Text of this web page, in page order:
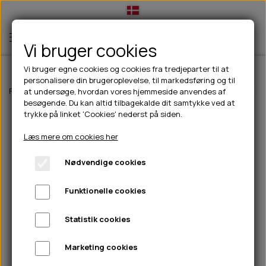
TIL HUND
💧FODER- VANDSKÅLE
CHICOPEE
GODBIDSTASKE
HALSBÅND
🦴 GODBIDDER & SNACKS
🍖 SMAGSVARIANTER
🎾 LEGETØJ
TÆNDER, ØRE, ØJE, POTER & NÆSE
🐾 UDSTYR & KOMFORT
TIL HUNDEEJER
DRIKKEFLASKER/TERMOFLASKER
HUER OG VANTER
PINEWOOD SALES
TIL KAT
TILBUD
NYHEDER
ABONNEMENT
Forside Outdoor Pinewood tøj Dame Pinewood Caribou TC
Vi bruger cookies
Vi bruger egne cookies og cookies fra tredjeparter til at
personalisere din brugeroplevelse, til markedsføring og til
at undersøge, hvordan vores hjemmeside anvendes af
besøgende. Du kan altid tilbagekalde dit samtykke ved at
trykke på linket 'Cookies' nederst på siden.
Læs mere om cookies her
Nødvendige cookies
Funktionelle cookies
Statistik cookies
Marketing cookies